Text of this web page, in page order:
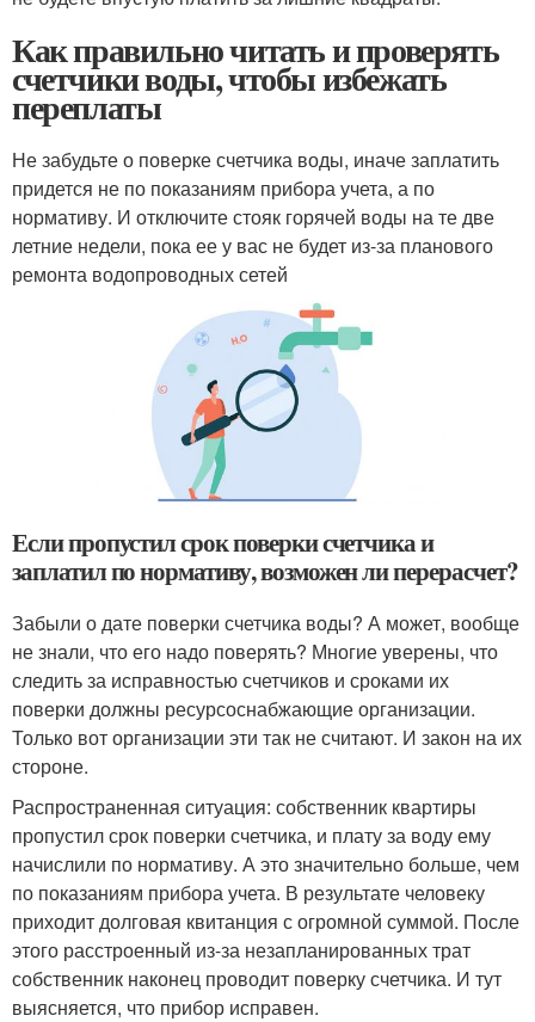
Как правильно читать и проверять
счетчики воды, чтобы избежать
переплаты
Не забудьте о поверке счетчика воды, иначе заплатить
придется не по показаниям прибора учета, а по
нормативу. И отключите стояк горячей воды на те две
летние недели, пока ее у вас не будет из-за планового
ремонта водопроводных сетей
Если пропустил срок поверки счетчика и
заплатил по нормативу, возможен ли перерасчет?
Забыли о дате поверки счетчика воды? А может, вообще
не знали, что его надо поверять? Многие уверены, что
следить за исправностью счетчиков и сроками их
поверки должны ресурсоснабжающие организации.
Только вот организации эти так не считают. И закон на их
стороне.
Распространенная ситуация: собственник квартиры
пропустил срок поверки счетчика, и плату за воду ему
начислили по нормативу. А это значительно больше, чем
по показаниям прибора учета. В результате человеку
приходит долговая квитанция с огромной суммой. После
этого расстроенный из-за незапланированных трат
собственник наконец проводит поверку счетчика. И тут
выясняется, что прибор исправен.